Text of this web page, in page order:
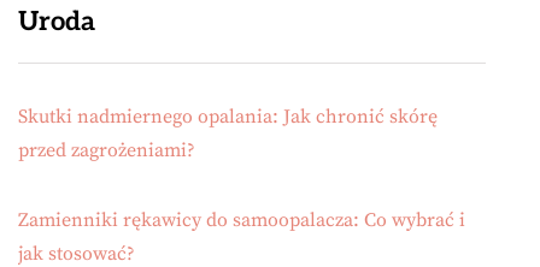
Uroda
Skutki nadmiernego opalania: Jak chronić skórę
przed zagrożeniami?
Zamienniki rękawicy do samoopalacza: Co wybrać i
jak stosować?